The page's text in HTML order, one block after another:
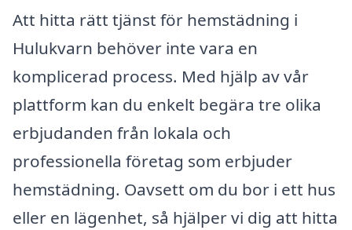
Att hitta rätt tjänst för hemstädning i
Hulukvarn behöver inte vara en
komplicerad process. Med hjälp av vår
plattform kan du enkelt begära tre olika
erbjudanden från lokala och
professionella företag som erbjuder
hemstädning. Oavsett om du bor i ett hus
eller en lägenhet, så hjälper vi dig att hitta